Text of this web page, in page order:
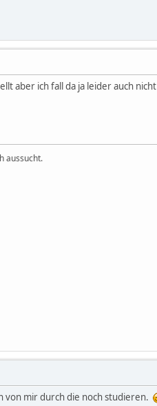
aber ich fall da ja leider auch
aussucht.
von mir durch die noch studieren.